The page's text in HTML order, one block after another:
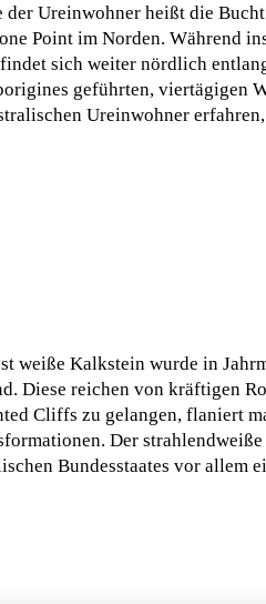
Ureinwohner heißt die
Point im Norden. Während
sich weiter nördlich
geführten, viertägigen
Ureinwohner
weiße Kalkstein wurde in
Diese reichen von kräftigen
Cliffs zu gelangen, flaniert
Der
Bundesstaates vor allem